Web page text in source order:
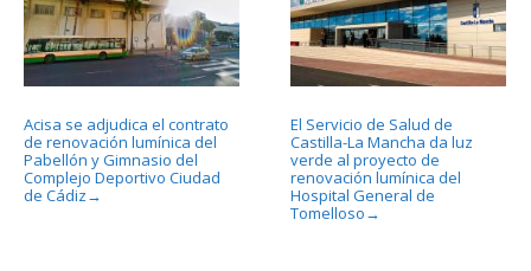
Acisa se adjudica el contrato
de renovación lumínica del
Pabellón y Gimnasio del
Complejo Deportivo Ciudad
de Cádiz →
El Servicio de Salud de
Castilla-La Mancha da luz
verde al proyecto de
renovación lumínica del
Hospital General de
Tomelloso →